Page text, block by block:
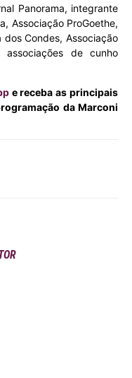
Panorama, integrante
Associação ProGoethe,
Condes, Associação
de cunho
e receba as principais
da Marconi